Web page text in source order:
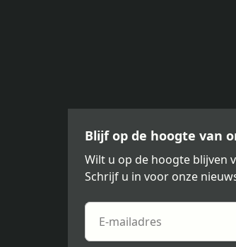
Blijf op de hoogte van
Wilt u op de hoogte blijven
Schrijf u in voor onze